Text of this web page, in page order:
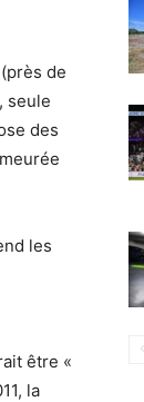
de
seule
des
les
être «
la